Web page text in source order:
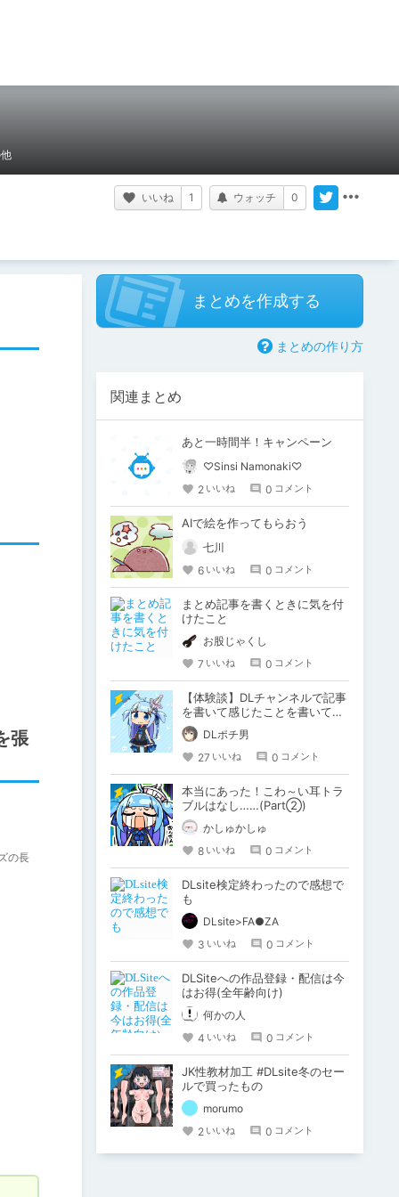
いいね 1 ウォッチ 0
張
の長
まとめを作成する
まとめの作り方
関連まとめ
あと一時間半！キャンペーン
♡Sinsi Namonaki♡
2 いいね 0 コメント
AIで絵を作ってもらおう
七川
6 いいね 0 コメント
まとめ記事を書くときに気を付
けたこと
お股じゃくし
7 いいね 0 コメント
【体験談】DLチャンネルで記事
を書いて感じたことを書いてみ
ます
DLポチ男
27 いいね 0 コメント
本当にあった！こわ～い耳トラ
ブルはなし……(Part②)
かしゅかしゅ
8 いいね 0 コメント
DLsite検定終わったので感想で
も
DLsite>FA●ZA
3 いいね 0 コメント
DLSiteへの作品登録・配信は今
はお得(全年齢向け)
何かの人
4 いいね 0 コメント
JK性教材加工 #DLsite冬のセー
ルで買ったもの
morumo
2 いいね 0 コメント